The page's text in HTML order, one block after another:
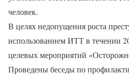
человек.
В целях недопущения роста
использованием ИТТ в течении
целевых мероприятий
Проведены беседы по